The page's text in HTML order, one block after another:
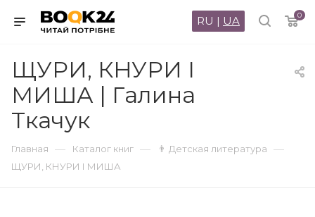
0
RU | UA
ЩУРИ, КНУРИ І
МИША | Галина
Ткачук
Главная — Каталог книг — 👨 Детская литература —
ЩУРИ, КНУРИ І МИША